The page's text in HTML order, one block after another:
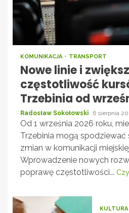
KOMUNIKACJA TRANSPORT
Nowe linie i
częstotliwość
Trzebinia od
Radosław Sokołowski 6 sierpnia
Od 1 września 2026 roku,
Trzebinia mogą spodziewać
zmian w komunikacji
Wprowadzenie nowych
poprawę częstotliwości...
KULTURA